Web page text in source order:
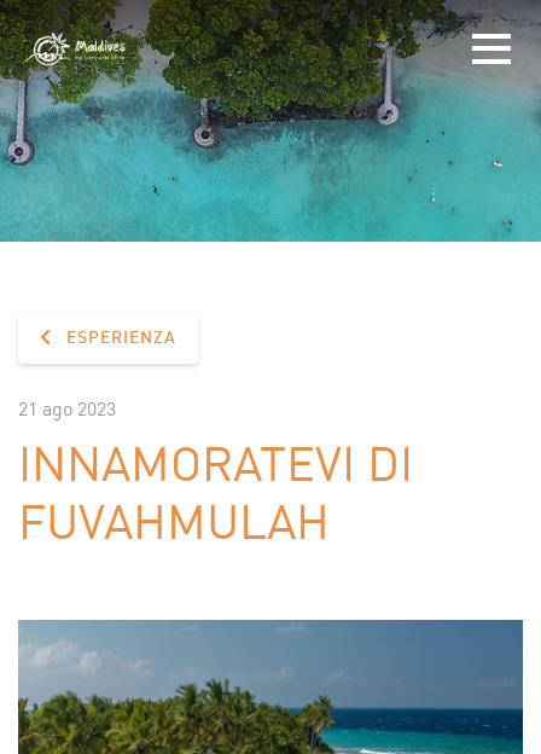
ESPERIENZA
21 ago 2023
INNAMORATEVI DI
FUVAHMULAH